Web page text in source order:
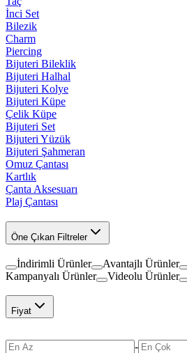
İnci Set
Bilezik
Charm
Piercing
Bijuteri Bileklik
Bijuteri Halhal
Bijuteri Kolye
Bijuteri Küpe
Çelik Küpe
Bijuteri Set
Bijuteri Yüzük
Bijuteri Şahmeran
Omuz Çantası
Kartlık
Çanta Aksesuarı
Plaj Çantası
Öne Çıkan Filtreler
İndirimli Ürünler Avantajlı Ürünler
Kampanyalı Ürünler
Videolu Ürünler
Fiyat
-